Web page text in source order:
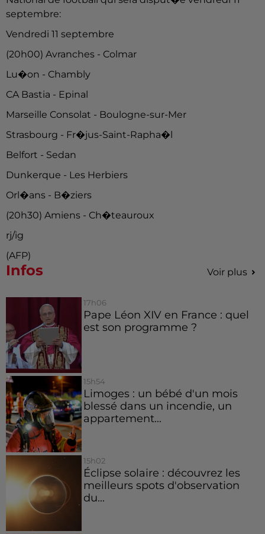
septembre:
Vendredi 11 septembre
(20h00) Avranches - Colmar
Lu�on - Chambly
CA Bastia - Epinal
Marseille Consolat - Boulogne-sur-Mer
Strasbourg - Fr�jus-Saint-Rapha�l
Belfort - Sedan
Dunkerque - Les Herbiers
Orl�ans - B�ziers
(20h30) Amiens - Ch�teauroux
rj/ig
(AFP)
Infos Voir plus
17h06
Pape Léon XIV en France : quel
est son programme ?
15h54
Limoges : un bébé d'un mois
blessé dans un incendie, un
appartement...
15h02
Éclipse solaire : découvrez les
meilleurs spots d'observation
du...